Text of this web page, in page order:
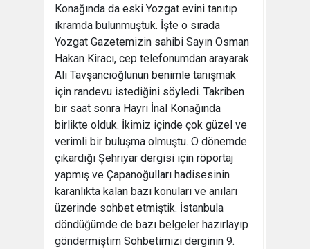
Konağında da eski Yozgat evini tanıtıp
ikramda bulunmuştuk. İşte o sırada
Yozgat Gazetemizin sahibi Sayın Osman
Hakan Kiracı, cep telefonumdan arayarak
Ali Tavşancıoğlunun benimle tanışmak
için randevu istediğini söyledi. Takriben
bir saat sonra Hayri İnal Konağında
birlikte olduk. İkimiz içinde çok güzel ve
verimli bir buluşma olmuştu. O dönemde
çıkardığı Şehriyar dergisi için röportaj
yapmış ve Çapanoğulları hadisesinin
karanlıkta kalan bazı konuları ve anıları
üzerinde sohbet etmiştik. İstanbula
döndüğümde de bazı belgeler hazırlayıp
göndermiştim Sohbetimizi derginin 9.